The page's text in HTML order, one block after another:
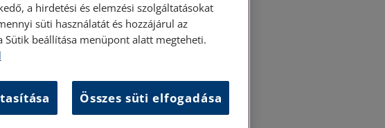
(attól függ kihez
személytől kérhetem. Ugyanez
vagy más hasonló helyen
azt, hogy kellő
azt, hogy a fenntartó
a hirdetési és elemzési szolgáltatásokat
süti használatát és hozzájárul az
Sütik beállítása menüpont alatt megteheti.
Összes süti elfogadása